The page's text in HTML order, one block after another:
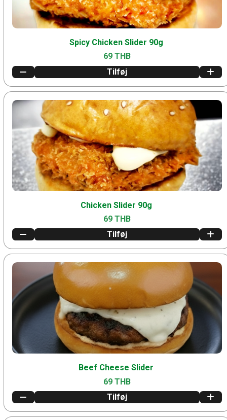
Spicy Chicken Slider 90g
69 THB
Tilføj
Chicken Slider 90g
69 THB
Tilføj
Beef Cheese Slider
69 THB
Tilføj